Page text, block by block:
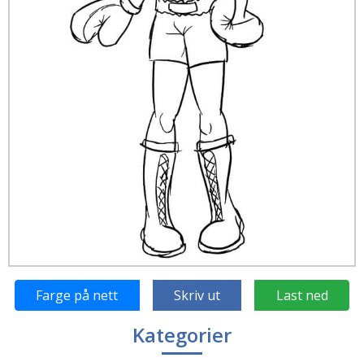
Farge på nett Skriv ut Last ned
Kategorier